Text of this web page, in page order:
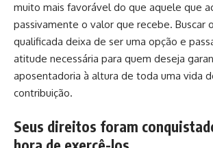
muito mais favorável do que aquele que
passivamente o valor que recebe. Buscar
qualificada deixa de ser uma opção e
atitude necessária para quem deseja
aposentadoria à altura de toda uma vida
contribuição.
Seus direitos foram